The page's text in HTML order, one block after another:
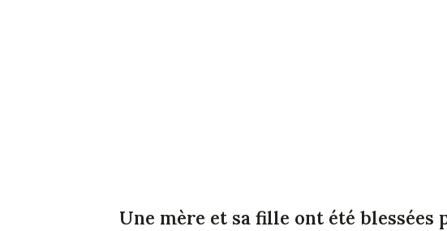
Une mère et sa fille ont été blessées